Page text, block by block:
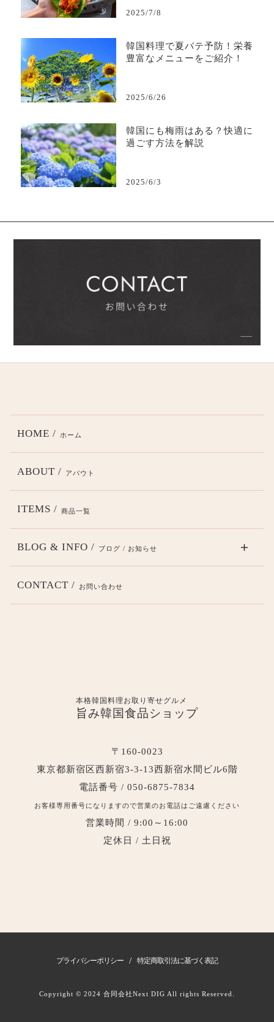
2025/7/8
韓国料理で夏バテ予防！栄養
豊富なメニューをご紹介！
2025/6/26
韓国にも梅雨はある？快適に
過ごす方法を解説
2025/6/3
本格韓国料理お取り寄せグルメ
旨み韓国食品ショップ
〒160-0023
東京都新宿区西新宿3-3-13西新宿水間ビル6階
電話番号 / 050-6875-7834
お客様専用番号になりますので営業のお電話はご遠慮ください
営業時間 / 9:00～16:00
定休日 / 土日祝
HOME / ホーム
ABOUT / アバウト
ITEMS / 商品一覧
BLOG & INFO / ブログ / お知らせ
CONTACT / お問い合わせ
プライバシーポリシー / 特定商取引法に基づく表記
Copyright © 2024 合同会社Next DIG All rights Reserved.